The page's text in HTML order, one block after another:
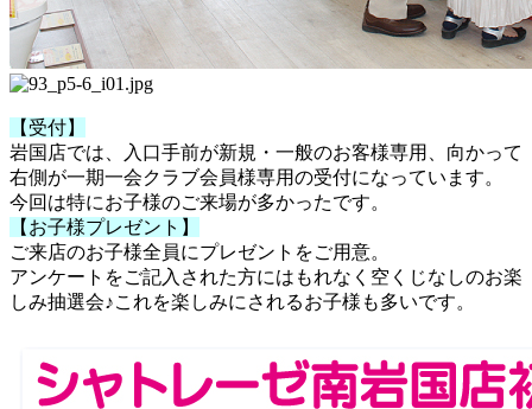
【受付】
岩国店では、入口手前が新規・一般のお客様専用、向かって
右側が一期一会クラブ会員様専用の受付になっています。
今回は特にお子様のご来場が多かったです。
【お子様プレゼント】
ご来店のお子様全員にプレゼントをご用意。
アンケートをご記入された方にはもれなく空くじなしのお楽
しみ抽選会♪これを楽しみにされるお子様も多いです。